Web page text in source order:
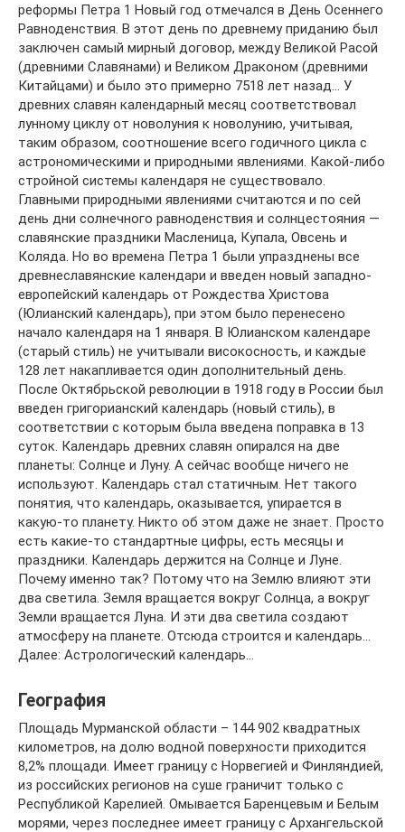
реформы Петра 1 Новый год отмечался в День Осеннего
Равноденствия. В этот день по древнему приданию был
заключен самый мирный договор, между Великой Расой
(древними Славянами) и Великом Драконом (древними
Китайцами) и было это примерно 7518 лет назад… У
древних славян календарный месяц соответствовал
лунному циклу от новолуния к новолунию, учитывая,
таким образом, соотношение всего годичного цикла с
астрономическими и природными явлениями. Какой-либо
стройной системы календаря не существовало.
Главными природными явлениями считаются и по сей
день дни солнечного равноденствия и солнцестояния —
славянские праздники Масленица, Купала, Овсень и
Коляда. Но во времена Петра 1 были упразднены все
древнеславянские календари и введен новый западно-
европейский календарь от Рождества Христова
(Юлианский календарь), при этом было перенесено
начало календаря на 1 января. В Юлианском календаре
(старый стиль) не учитывали високосность, и каждые
128 лет накапливается один дополнительный день.
После Октябрьской революции в 1918 году в России был
введен григорианский календарь (новый стиль), в
соответствии с которым была введена поправка в 13
суток. Календарь древних славян опирался на две
планеты: Солнце и Луну. А сейчас вообще ничего не
используют. Календарь стал статичным. Нет такого
понятия, что календарь, оказывается, упирается в
какую-то планету. Никто об этом даже не знает. Просто
есть какие-то стандартные цифры, есть месяцы и
праздники. Календарь держится на Солнце и Луне.
Почему именно так? Потому что на Землю влияют эти
два светила. Земля вращается вокруг Солнца, а вокруг
Земли вращается Луна. И эти два светила создают
атмосферу на планете. Отсюда строится и календарь…
Далее: Астрологический календарь…
География
Площадь Мурманской области – 144 902 квадратных
километров, на долю водной поверхности приходится
8,2% площади. Имеет границу с Норвегией и Финляндией,
из российских регионов на суше граничит только с
Республикой Карелией. Омывается Баренцевым и Белым
морями, через последнее имеет границу с Архангельской